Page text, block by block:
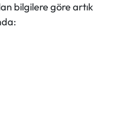
bilgilere göre artık